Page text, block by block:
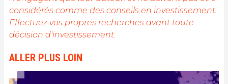
opportunités qu'elle offre. Je m'efforce chaque jour
de fournir une analyse objective de l'actualité, de
décrypter les tendances du marché, de relayer les
sociétaux de cette révolution en marche.
considérés comme des conseils en investissement.
Effectuez vos propres recherches avant toute
décision d'investissement.
ALLER PLUS LOIN